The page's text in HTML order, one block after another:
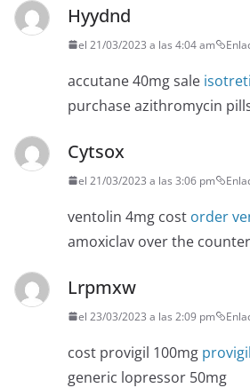
Hyydnd
el 21/03/2023 a las 4:04 am
accutane 40mg sale
purchase azithromycin
Cytsox
el 21/03/2023 a las 3:06 pm
ventolin 4mg cost order
amoxiclav over the counter
Lrpmxw
el 23/03/2023 a las 2:09 pm
cost provigil 100mg
generic lopressor 50mg